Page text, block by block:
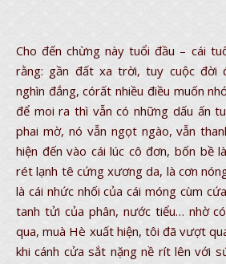
Cho đến chừng này tuổi đầu – cái
rằng: gần đất xa trời, tuy cuộc đời
nghìn đắng, córất nhiều điều muốn
để moi ra thì vẫn có những dấu ấn
phai mờ, nó vẫn ngọt ngào, vẫn
hiện đến vào cái lúc cô đơn, bốn bề
rét lạnh tê cứng xương da, là cơn
là cái nhức nhối của cái móng cùm
tanh tửi của phân, nước tiểu… nhờ
qua, muà Hè xuất hiện, tôi đã vượt
khi cánh cửa sắt nặng nề rít lên với